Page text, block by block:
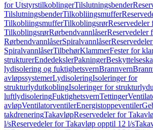
for UtstyrstilkoblingerTilslutningsbender
TilslutningsbenderTilkobliingsmuffer
TilkobliingsmufferTilkoblingsrørReservedeler
TilkoblingsrørRørbendvannlåserReservedeler
RørbendvannlåserSpiralvannlåser
SpiralvannlåserTilbehørKlammerFester for
strukturerEndedekslerPakninger
lydisolering og fuktighetsvernBrannvern
avløpssystemerLydisoleringIsoleringer for
strukturlydutkoblingIsoleringer for
luftlydisoleringFuktighetsvernTettinger
avløpVentilatorventilerEnergistoppeventiler
takdreneringTakavløpReservedeler for
l/sReservedeler for Takavløp opptil 12 l/s